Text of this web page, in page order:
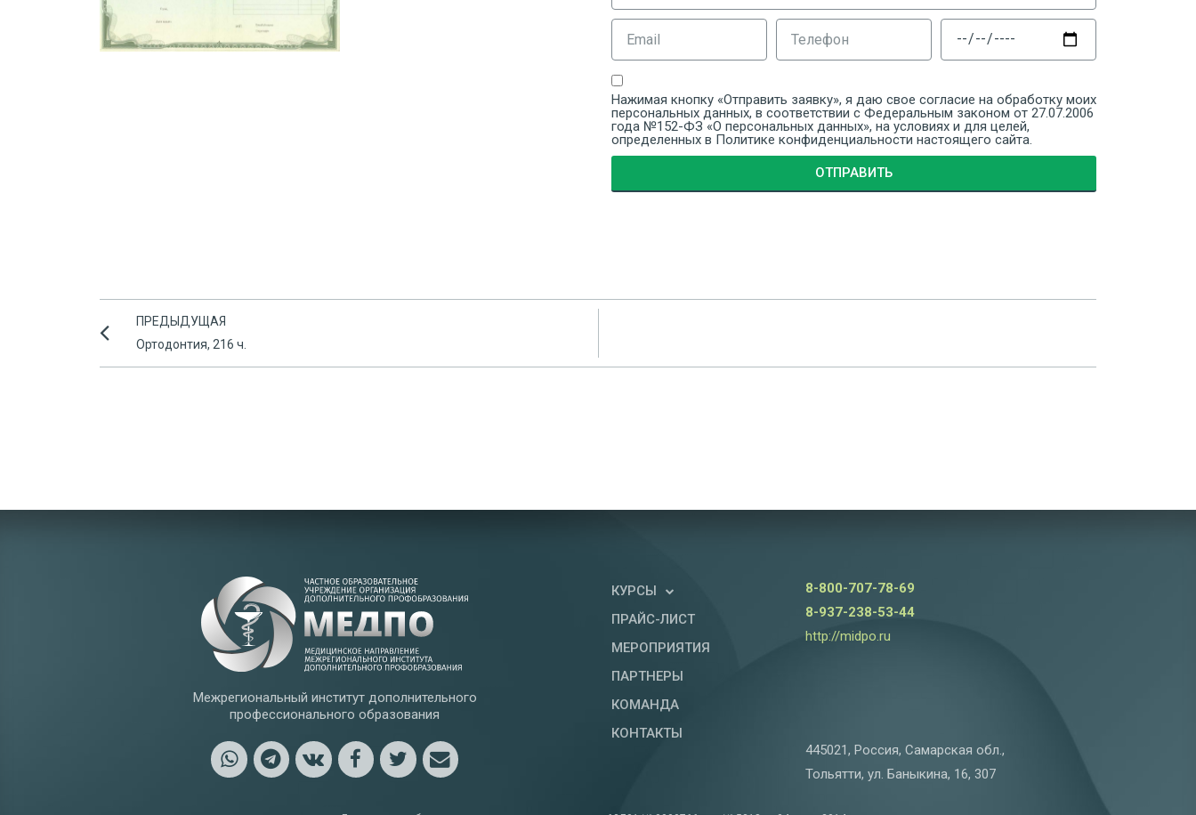
Нажимая кнопку «Отправить заявку», я даю свое согласие на обработку моих
персональных данных, в соответствии с Федеральным законом от 27.07.2006
года №152-ФЗ «О персональных данных», на условиях и для целей,
определенных в Политике конфиденциальности настоящего сайта.
ОТПРАВИТЬ
ПРЕДЫДУЩАЯ
Ортодонтия, 216 ч.
Межрегиональный институт дополнительного
профессионального образования
КУРСЫ
ПРАЙС-ЛИСТ
МЕРОПРИЯТИЯ
ПАРТНЕРЫ
КОМАНДА
КОНТАКТЫ
8-800-707-78-69
8-937-238-53-44
http://midpo.ru
445021, Россия, Самарская обл.,
Тольятти, ул. Баныкина, 16, 307